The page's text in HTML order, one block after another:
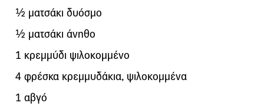
½ ματσάκι δυόσμο
½ ματσάκι άνηθο
1 κρεμμύδι ψιλοκομμένο
4 φρέσκα κρεμμυδάκια, ψιλοκομμένα
1 αβγό